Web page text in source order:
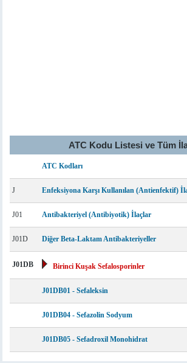
ATC Kodu Listesi ve Tüm
ATC Kodları
J Enfeksiyona Karşı Kullanılan (Antienfektif)
J01 Antibakteriyel (Antibiyotik) İlaçlar
J01D Diğer Beta-Laktam Antibakteriyeller
J01DB Birinci Kuşak Sefalosporinler
J01DB01 - Sefaleksin
J01DB04 - Sefazolin Sodyum
J01DB05 - Sefadroxil Monohidrat